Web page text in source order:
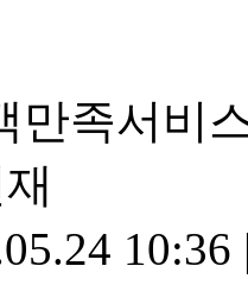
만족서비
10:36